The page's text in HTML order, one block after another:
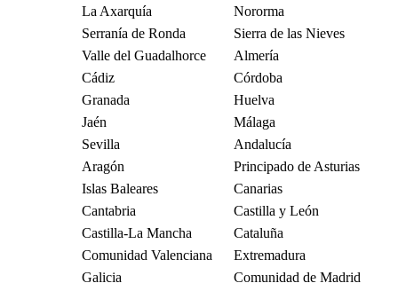
La Axarquía
Nororma
Serranía de Ronda
Sierra de las Nieves
Valle del Guadalhorce
Almería
Cádiz
Córdoba
Granada
Huelva
Jaén
Málaga
Sevilla
Andalucía
Aragón
Principado de Asturias
Islas Baleares
Canarias
Cantabria
Castilla y León
Castilla-La Mancha
Cataluña
Comunidad Valenciana
Extremadura
Galicia
Comunidad de Madrid